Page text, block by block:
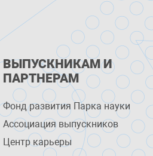
ВЫПУСКНИКАМ И
ПАРТНЕРАМ
Фонд развития Парка науки
Ассоциация выпускников
Центр карьеры